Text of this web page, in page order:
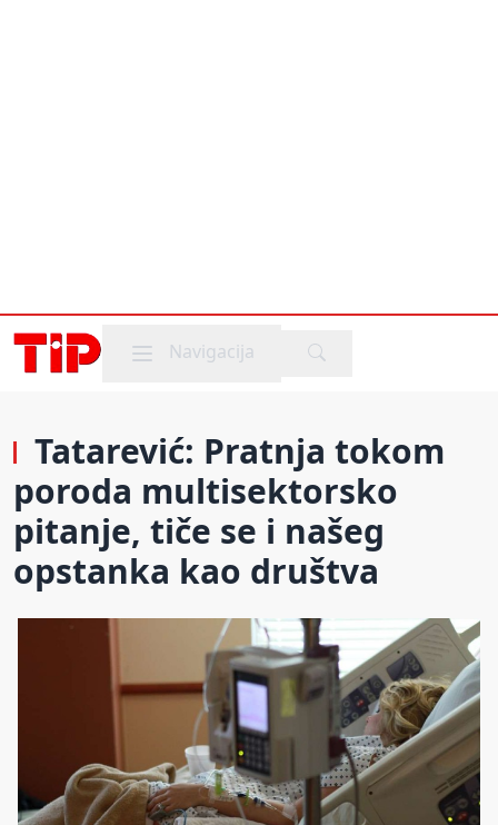
Mobile menu
Navigacija
Tatarević: Pratnja tokom
poroda multisektorsko
pitanje, tiče se i našeg
opstanka kao društva